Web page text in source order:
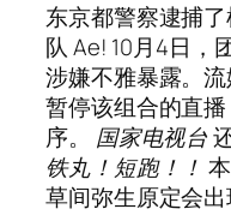
东京都警察逮捕
队 Ae! 10月4日，
涉嫌不雅暴露。
暂停该组合的直播
序。 国家电视台
铁丸！短跑！！
草间弥生原定会出